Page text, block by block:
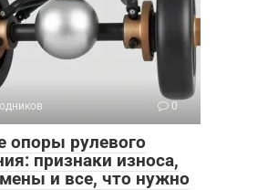
0
опоры рулевого
признаки износа,
и все, что нужно